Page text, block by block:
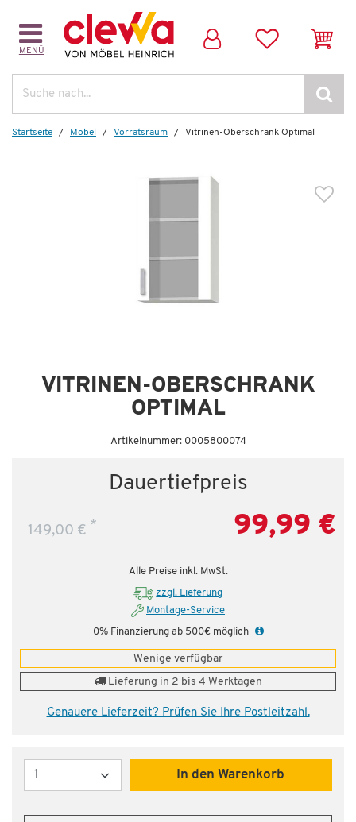
MENÜ
Startseite Möbel Vorratsraum Vitrinen-Oberschrank Optimal
VITRINEN-OBERSCHRANK
OPTIMAL
Artikelnummer: 0005800074
Dauertiefpreis
149,00 €* 99,99 €
Alle Preise inkl. MwSt.
zzgl. Lieferung
Montage-Service
0% Finanzierung ab 500€ möglich
Wenige verfügbar
Lieferung in 2 bis 4 Werktagen
Genauere Lieferzeit? Prüfen Sie Ihre Postleitzahl.
Menge
In den Warenkorb
Dazu empfehlen wir folgendes Zubehör:
Dämpfungssystem Optimal